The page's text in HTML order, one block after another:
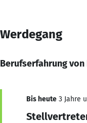
Werdegang
Berufserfahrung
Bis heute 3 Jahre